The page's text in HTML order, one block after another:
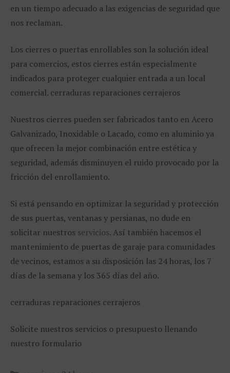
en un tiempo adecuado a las exigencias de seguridad que
nos reclaman.
Los cierres o puertas enrollables son la solución ideal
para comercios, estos cierres están especialmente
indicados para proteger cualquier entrada a un local
comercial. cerraduras reparaciones cerrajeros
Nuestros cierres pueden ser fabricados tanto en Acero
Galvanizado, Inoxidable o Lacado, como en aluminio ya
que ofrecen la mejor combinación entre estética y
seguridad, además disminuyen el ruido provocado por la
fricción del enrollamiento.
Si está pensando en optimizar la seguridad y protección
de sus puertas, ventanas y persianas, no dude en
solicitar nuestros servicios. Así también hacemos el
mantenimiento de puertas de garaje para comunidades
de vecinos, estamos a su disposición las 24 horas, los 7
días de la semana y los 365 días del año.
cerraduras reparaciones cerrajeros
Solicite nuestros servicios o presupuesto llenando
nuestro formulario